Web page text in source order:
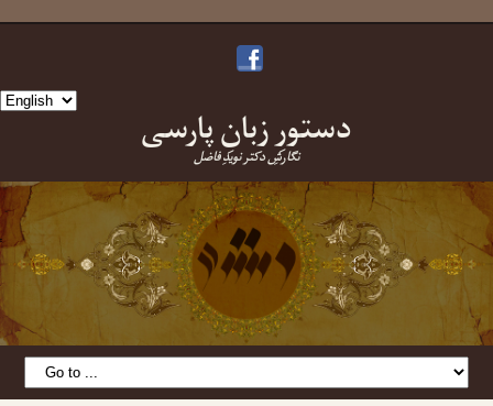
Choose
دستورِ زبانِ پارسی
نگارشِ دکتر نویدِ فاضل